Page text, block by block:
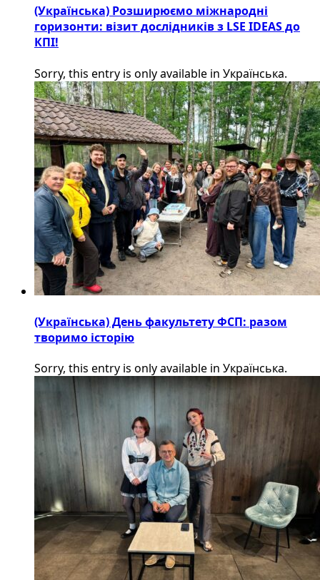
(Українська) Розширюємо міжнародні
горизонти: візит дослідників з LSE IDEAS до
КПІ!
Sorry, this entry is only available in Українська.
(Українська) День факультету ФСП: разом
творимо історію
Sorry, this entry is only available in Українська.